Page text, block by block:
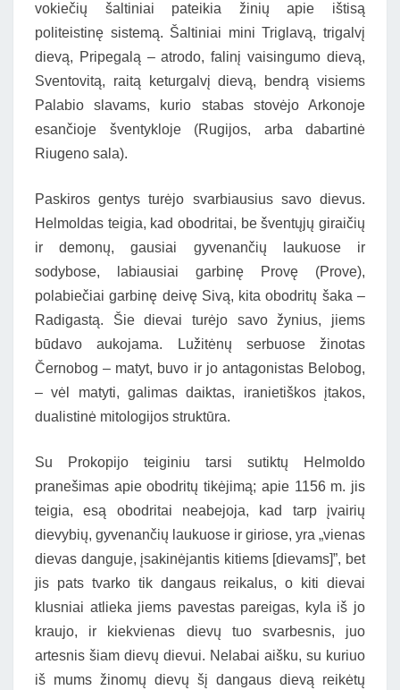
vokiečių šaltiniai pateikia žinių apie ištisą
politeistinę sistemą. Šaltiniai mini Triglavą, trigalvį
dievą, Pripegalą – atrodo, falinį vaisingumo dievą,
Sventovitą, raitą keturgalvį dievą, bendrą visiems
Palabio slavams, kurio stabas stovėjo Arkonoje
esančioje šventykloje (Rugijos, arba dabartinė
Riugeno sala).
Paskiros gentys turėjo svarbiausius savo dievus.
Helmoldas teigia, kad obodritai, be šventųjų giraičių
ir demonų, gausiai gyvenančių laukuose ir
sodybose, labiausiai garbinę Provę (Prove),
polabiečiai garbinę deivę Sivą, kita obodritų šaka –
Radigastą. Šie dievai turėjo savo žynius, jiems
būdavo aukojama. Lužitėnų serbuose žinotas
Černobog – matyt, buvo ir jo antagonistas Belobog,
– vėl matyti, galimas daiktas, iranietiškos įtakos,
dualistinė mitologijos struktūra.
Su Prokopijo teiginiu tarsi sutiktų Helmoldo
pranešimas apie obodritų tikėjimą; apie 1156 m. jis
teigia, esą obodritai neabejoja, kad tarp įvairių
dievybių, gyvenančių laukuose ir giriose, yra „vienas
dievas danguje, įsakinėjantis kitiems [dievams]”, bet
jis pats tvarko tik dangaus reikalus, o kiti dievai
klusniai atlieka jiems pavestas pareigas, kyla iš jo
kraujo, ir kiekvienas dievų tuo svarbesnis, juo
artesnis šiam dievų dievui. Nelabai aišku, su kuriuo
iš mums žinomų dievų šį dangaus dievą reikėtų